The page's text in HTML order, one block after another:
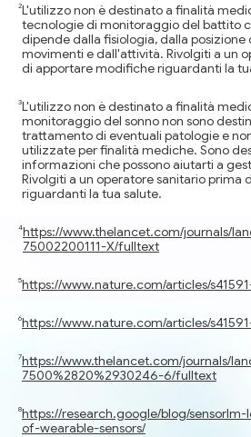
L'utilizzo non è destinato a finalità
tecnologie di monitoraggio del battito
dipende dalla fisiologia, dalla posizione
movimenti e dall'attività. Rivolgiti a un
di apportare modifiche riguardanti la
L'utilizzo non è destinato a finalità
monitoraggio del sonno non sono
trattamento di eventuali patologie e
utilizzate per finalità mediche. Sono
informazioni che possono aiutarti a
Rivolgiti a un operatore sanitario prima
riguardanti la tua salute.
https://www.thelancet.com/journals/
75002200111-X/fulltext
https://www.nature.com/articles/
https://www.nature.com/articles/
https://www.thelancet.com/journals/
7500%2820%2930246-6/fulltext
https://research.google/blog/
of-wearable-sensors/